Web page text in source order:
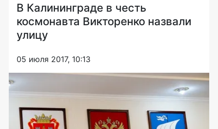
В Калининграде в честь
космонавта Викторенко назвали
улицу
05 июля 2017, 10:13